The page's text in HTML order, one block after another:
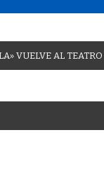
A» VUELVE AL TEATRO